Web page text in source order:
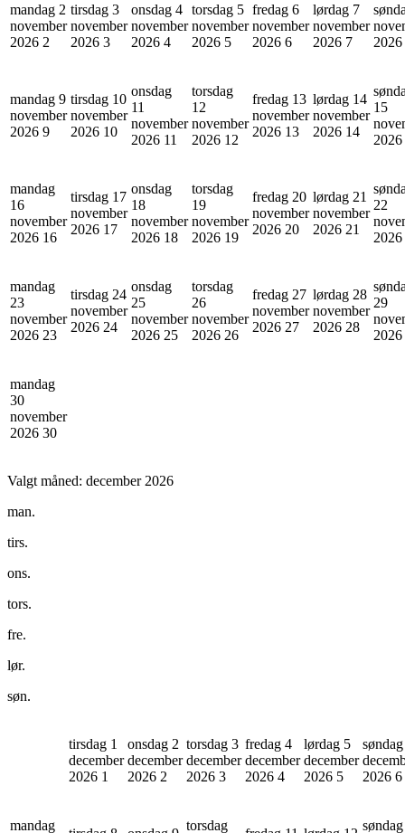
mandag 2
november
2026 2
tirsdag 3
november
2026 3
onsdag 4
november
2026 4
torsdag 5
november
2026 5
fredag 6
november
2026 6
lørdag 7
november
2026 7
2026
mandag 9
november
2026 9
tirsdag 10
november
2026 10
onsdag
11
november
2026 11
torsdag
12
november
2026 12
fredag 13
november
2026 13
lørdag 14
november
2026 14
15
2026
mandag
16
november
2026 16
tirsdag 17
november
2026 17
onsdag
18
november
2026 18
torsdag
19
november
2026 19
fredag 20
november
2026 20
lørdag 21
november
2026 21
22
2026
mandag
23
november
2026 23
tirsdag 24
november
2026 24
onsdag
25
november
2026 25
torsdag
26
november
2026 26
fredag 27
november
2026 27
lørdag 28
november
2026 28
29
2026
mandag
30
november
2026 30
Valgt måned: december 2026
man.
tirs.
ons.
tors.
fre.
lør.
søn.
tirsdag 1
december
2026 1
onsdag 2
december
2026 2
torsdag 3
december
2026 3
fredag 4
december
2026 4
lørdag 5
december
2026 5
2026 6
mandag torsdag søndag